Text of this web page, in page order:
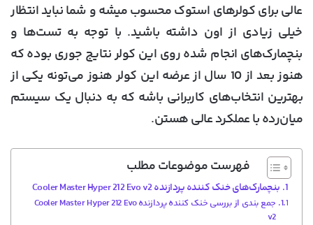
عالی برای کولرهای استوک محسوب میشه و شما نباید انتظار
خیلی زیادی از اون داشته باشید. با توجه به تست‌ها و
بنچمارک‌های انجام شده روی این کولر نتایج جوری بوده که
هنوز بعد از 10 سال از عرضه این کولر هنوز می‌تونه یکی از
بهترین انتخاب‌های کاربرانی باشه که به دنبال یک سیستم
میان‌رده با عملکرد عالی هستن.
فهرست موضوعات مطلب
بنچمارک‌های خنک کننده پردازنده Cooler Master Hyper 212 Evo v2
جمع بندی از بررسی خنک کننده پردازنده Cooler Master Hyper 212 Evo
v2